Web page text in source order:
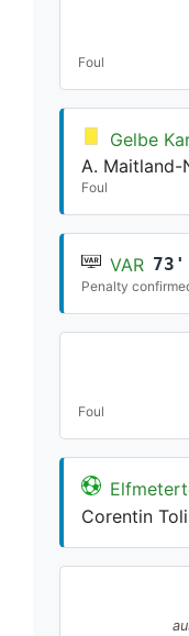
Foul
Gelbe
A. Maitland-
Foul
VAR 73'
Penalty
Foul
Corentin